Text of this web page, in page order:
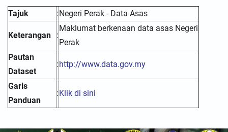
Tajuk :Negeri Perak - Data Asas
Keterangan :
Maklumat berkenaan data asas Negeri
Perak
Pautan
Dataset
:http://www.data.gov.my
Garis
Panduan
:Klik di sini